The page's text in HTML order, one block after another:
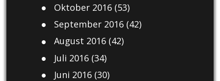
Oktober 2016(53)
September 2016(42)
August 2016(42)
Juli 2016(34)
Juni 2016(30)